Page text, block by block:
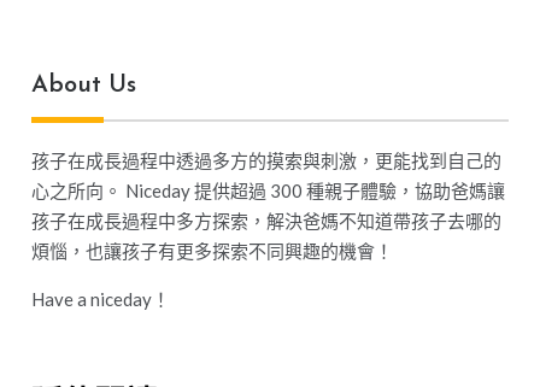
About Us
孩子在成長過程中透過多方的摸索與刺激，更能找到自己的
心之所向。 Niceday 提供超過 300 種親子體驗，協助爸媽讓
孩子在成長過程中多方探索，解決爸媽不知道帶孩子去哪的
煩惱，也讓孩子有更多探索不同興趣的機會！
Have a niceday！